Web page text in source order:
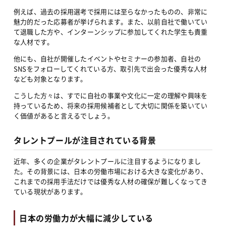
例えば、過去の採用選考で採用には至らなかったものの、非常に
魅力的だった応募者が挙げられます。また、以前自社で働いてい
て退職した方や、インターンシップに参加してくれた学生も貴重
な人材です。
他にも、自社が開催したイベントやセミナーの参加者、自社の
SNSをフォローしてくれている方、取引先で出会った優秀な人材
なども対象となります。
こうした方々は、すでに自社の事業や文化に一定の理解や興味を
持っているため、将来の採用候補者として大切に関係を築いてい
く価値があると言えるでしょう。
タレントプールが注目されている背景
近年、多くの企業がタレントプールに注目するようになりまし
た。その背景には、日本の労働市場における大きな変化があり、
これまでの採用手法だけでは優秀な人材の確保が難しくなってき
ている現状があります。
日本の労働力が大幅に減少している